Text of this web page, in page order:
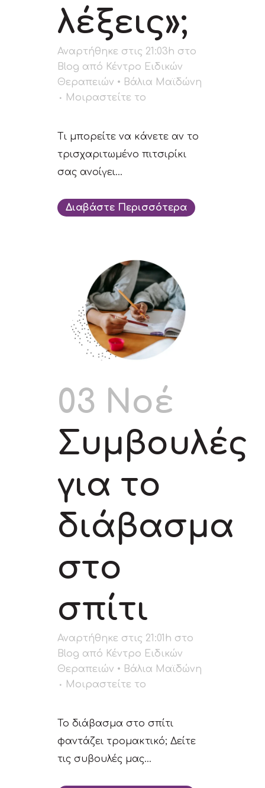
λέξεις»;
Αναρτήθηκε στις 21:03h στο
Blog από Κέντρο Ειδικών
Θεραπειών • Βάλια Μαϊδώνη
Μοιραστείτε το
Τι μπορείτε να κάνετε αν το
τρισχαριτωμένο πιτσιρίκι
σας ανοίγει...
Διαβάστε Περισσότερα
03 Νοέ
Συμβουλές
για το
διάβασμα
στο
σπίτι
Αναρτήθηκε στις 21:01h στο
Blog από Κέντρο Ειδικών
Θεραπειών • Βάλια Μαϊδώνη
Μοιραστείτε το
Το διάβασμα στο σπίτι
φαντάζει τρομακτικό; Δείτε
τις συβουλές μας...